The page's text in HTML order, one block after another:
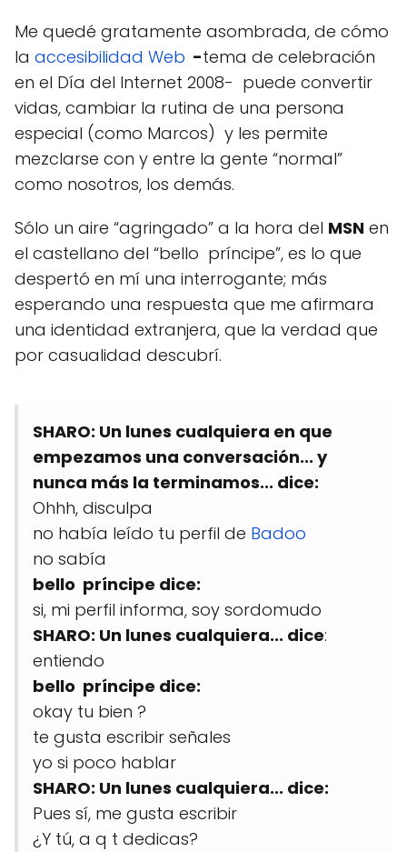
Me quedé gratamente asombrada, de cómo
la accesibilidad Web -tema de celebración
en el Día del Internet 2008- puede convertir
vidas, cambiar la rutina de una persona
especial (como Marcos) y les permite
mezclarse con y entre la gente “normal”
como nosotros, los demás.
Sólo un aire “agringado” a la hora del MSN en
el castellano del “bello príncipe”, es lo que
despertó en mí una interrogante; más
esperando una respuesta que me afirmara
una identidad extranjera, que la verdad que
por casualidad descubrí.
SHARO: Un lunes cualquiera en que
empezamos una conversación... y
nunca más la terminamos... dice:
Ohhh, disculpa
no había leído tu perfil de Badoo
no sabía
bello príncipe dice:
si, mi perfil informa, soy sordomudo
SHARO: Un lunes cualquiera... dice:
entiendo
bello príncipe dice:
okay tu bien ?
te gusta escribir señales
yo si poco hablar
SHARO: Un lunes cualquiera... dice:
Pues sí, me gusta escribir
¿Y tú, a q t dedicas?